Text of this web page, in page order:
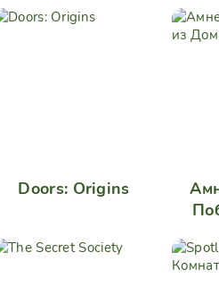
Doors: Origins